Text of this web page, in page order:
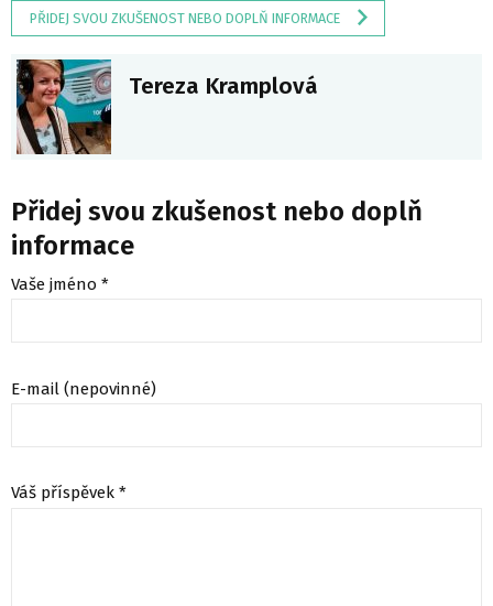
PŘIDEJ SVOU ZKUŠENOST NEBO DOPLŇ INFORMACE
Tereza Kramplová
Přidej svou zkušenost nebo doplň
informace
Vaše jméno *
E-mail (nepovinné)
Váš příspěvek *